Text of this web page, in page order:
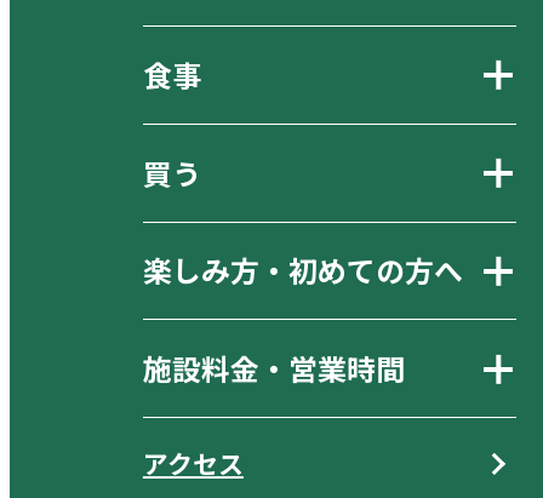
食事
買う
楽しみ方・初めての方へ
施設料金・営業時間
アクセス